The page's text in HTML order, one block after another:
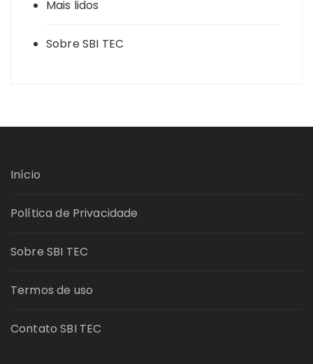
Mais lidos
Sobre SBI TEC
Início
Política de Privacidade
Sobre SBI TEC
Termos de uso
Contato SBI TEC